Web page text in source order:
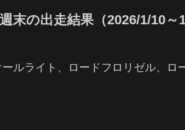
末の出走結果（2026/1/10～
ルライト、ロードフロリゼル、